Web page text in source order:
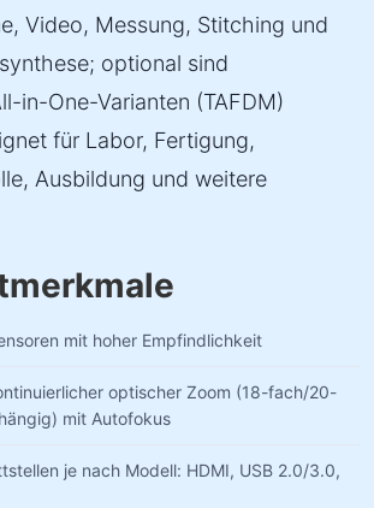
Video, Messung, Stitching und
optional sind
in-One-Varianten (TAFDM)
für Labor, Fertigung,
Ausbildung und weitere
mit hoher Empfindlichkeit
optischer Zoom (18-fach/20-
mit Autofokus
je nach Modell: HDMI, USB 2.0/3.0,